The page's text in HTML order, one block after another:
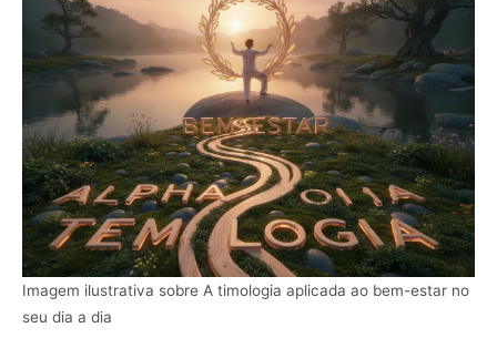
Imagem ilustrativa sobre A timologia aplicada ao bem-estar no
seu dia a dia